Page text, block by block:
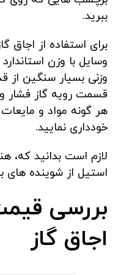
ببرید.
برای استفاده از اجاق
وسایل با وزن
وزنی بسیار سنگین از
قسمت رویه گاز فشار
هر گونه مواد و
خودداری نمایید.
لازم است بدانید که،
استیل از شوینده های
بررسی
اجاق گاز